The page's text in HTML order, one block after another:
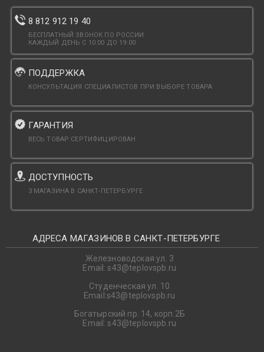
8 812 912 19 40
БЕСПЛАТНЫЙ ЗВОНОК ПО РОССИИ
КАЖДЫЙ ДЕНЬ С 10:00 ДО 19:00
ПОДДЕРЖКА
КОНСУЛЬТАЦИЯ СПЕЦИАЛИСТОВ ПРИ ВЫБОРЕ ТОВАРА
ГАРАНТИЯ
ВЕСЬ ТОВАР СЕРТИФИЦИРОВАН
ДОСТУПНОСТЬ
3 МАГАЗИНА В САНКТ-ПЕТЕРБУРГЕ
АДРЕСА МАГАЗИНОВ В САНКТ-ПЕТЕРБУРГЕ
Железноводская ул. 3
Email: s43@teplovspb.ru
Студенческая ул. 10
Email:s43@teplovspb.ru
Богатырский пр. 14, корп.2Б
Email: s43@teplovspb.ru